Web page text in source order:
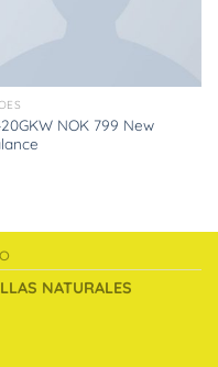
NOK 799 New
NATURALES